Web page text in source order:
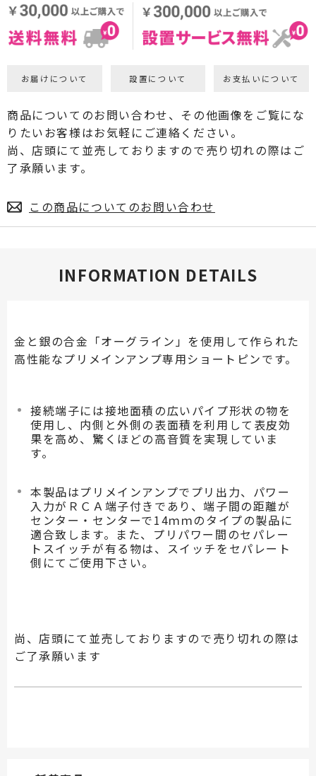
お届けについて 設置について お支払いについて
商品についてのお問い合わせ、その他画像をご覧にな
りたいお客様はお気軽にご連絡ください。
尚、店頭にて並売しておりますので売り切れの際はご
了承願います。
この商品についてのお問い合わせ
INFORMATION DETAILS
金と銀の合金「オーグライン」を使用して作られた
高性能なプリメインアンプ専用ショートピンです。
接続端子には接地面積の広いパイプ形状の物を
使用し、内側と外側の表面積を利用して表皮効
果を高め、驚くほどの高音質を実現していま
す。
本製品はプリメインアンプでプリ出力、パワー
入力がＲＣＡ端子付きであり、端子間の距離が
センター・センターで14ｍｍのタイプの製品に
適合致します。また、プリパワー間のセパレー
トスイッチが有る物は、スイッチをセパレート
側にてご使用下さい。
尚、店頭にて並売しておりますので売り切れの際は
ご了承願います